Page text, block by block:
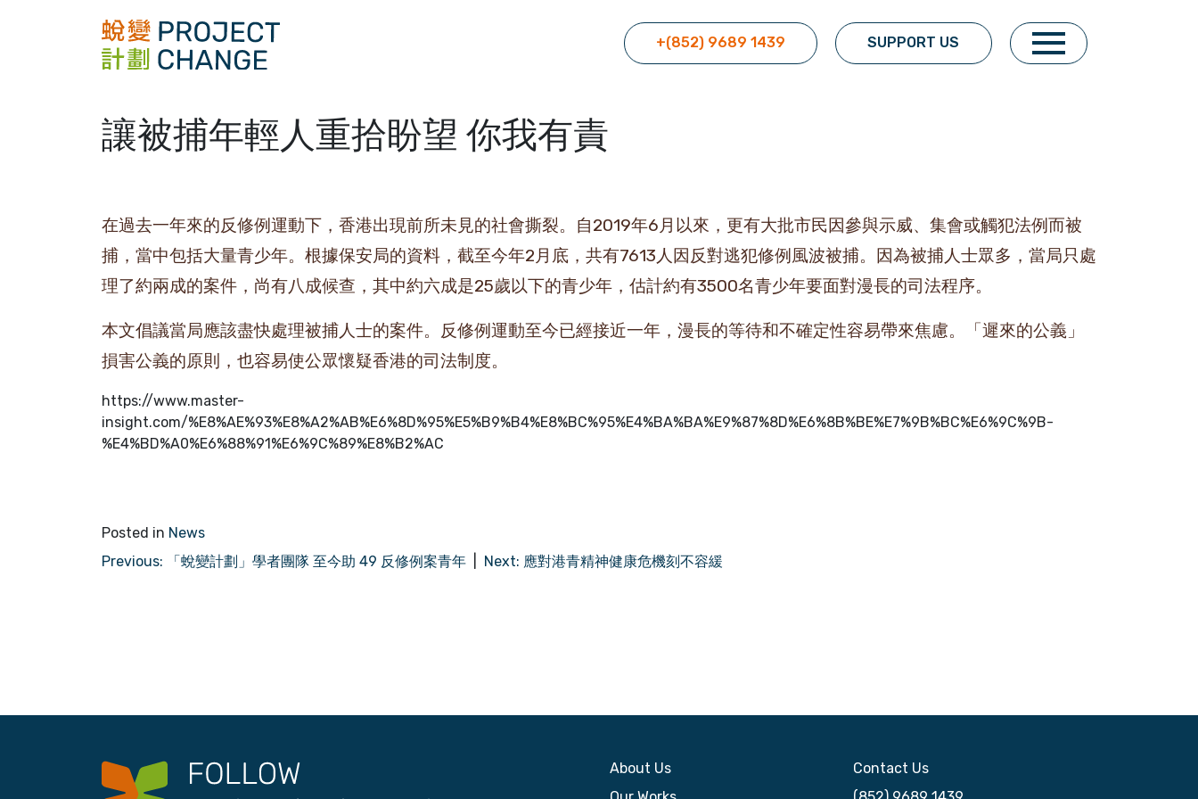
+(852) 9689 1439 SUPPORT US
讓被捕年輕人重拾盼望 你我有責
在過去一年來的反修例運動下，香港出現前所未見的社會撕裂。自2019年6月以來，更有大批市民因參與示威、集會或觸犯法例而被
捕，當中包括大量青少年。根據保安局的資料，截至今年2月底，共有7613人因反對逃犯修例風波被捕。因為被捕人士眾多，當局只處
理了約兩成的案件，尚有八成候查，其中約六成是25歲以下的青少年，估計約有3500名青少年要面對漫長的司法程序。
本文倡議當局應該盡快處理被捕人士的案件。反修例運動至今已經接近一年，漫長的等待和不確定性容易帶來焦慮。「遲來的公義」
損害公義的原則，也容易使公眾懷疑香港的司法制度。
https://www.master-
insight.com/%E8%AE%93%E8%A2%AB%E6%8D%95%E5%B9%B4%E8%BC%95%E4%BA%BA%E9%87%8D%E6%8B%BE%E7%9B%BC%E6%9C%9B-
%E4%BD%A0%E6%88%91%E6%9C%89%E8%B2%AC
Posted in News
P
v
Previous: 「蛻變計劃」學者團隊 至今助 49 反修例案青年 Next: 應對港青精神健康危機刻不容緩
About Us
Contact Us